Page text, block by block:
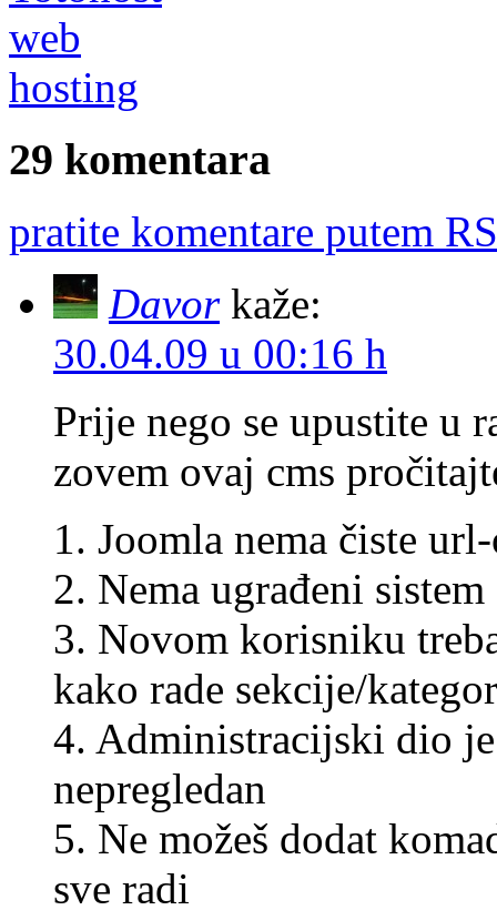
29 komentara
pratite komentare putem
Davor kaže:
30.04.09 u 00:16 h
Prije nego se upustite u
zovem ovaj cms
1. Joomla nema čiste
2. Nema ugrađeni
3. Novom korisniku
kako rade sekcije/
4. Administracijski dio
nepregledan
5. Ne možeš dodat
sve radi